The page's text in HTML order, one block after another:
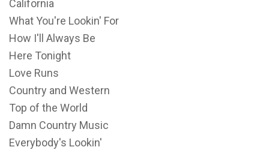
California
What You're Lookin' For
How I'll Always Be
Here Tonight
Love Runs
Country and Western
Top of the World
Damn Country Music
Everybody's Lookin'